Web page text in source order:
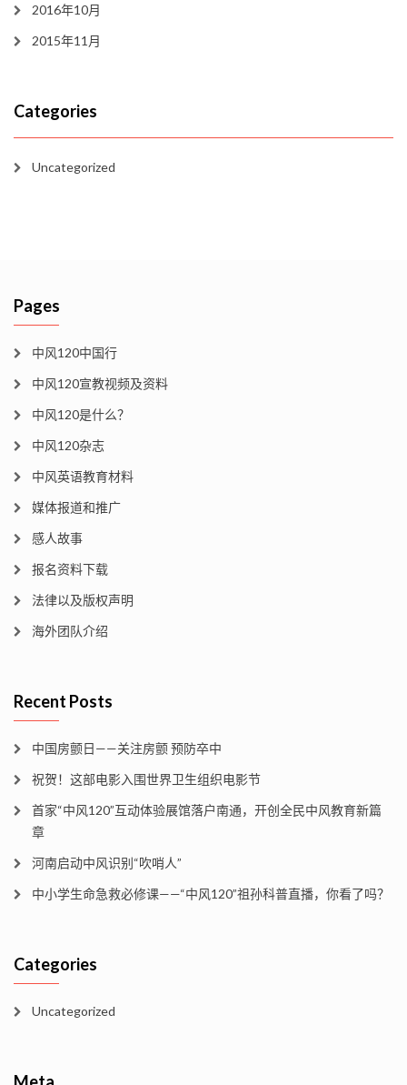
2016年10月
2015年11月
Categories
Uncategorized
Pages
中风120中国行
中风120宣教视频及资料
中风120是什么？
中风120杂志
中风英语教育材料
媒体报道和推广
感人故事
报名资料下载
法律以及版权声明
海外团队介绍
Recent Posts
中国房颤日——关注房颤 预防卒中
祝贺！这部电影入围世界卫生组织电影节
首家“中风120”互动体验展馆落户南通，开创全民中风教育新篇
章
河南启动中风识别“吹哨人”
中小学生命急救必修课——“中风120”祖孙科普直播，你看了吗？
Categories
Uncategorized
Meta